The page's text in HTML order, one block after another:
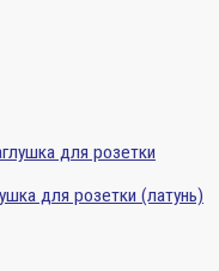
для розетки (латунь)